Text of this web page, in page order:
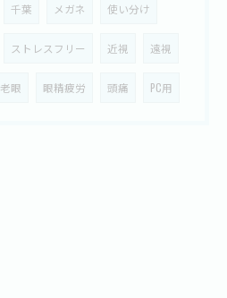
千葉 メガネ 使い分け
ストレスフリー 近視 遠視
老眼 眼精疲労 頭痛 PC用